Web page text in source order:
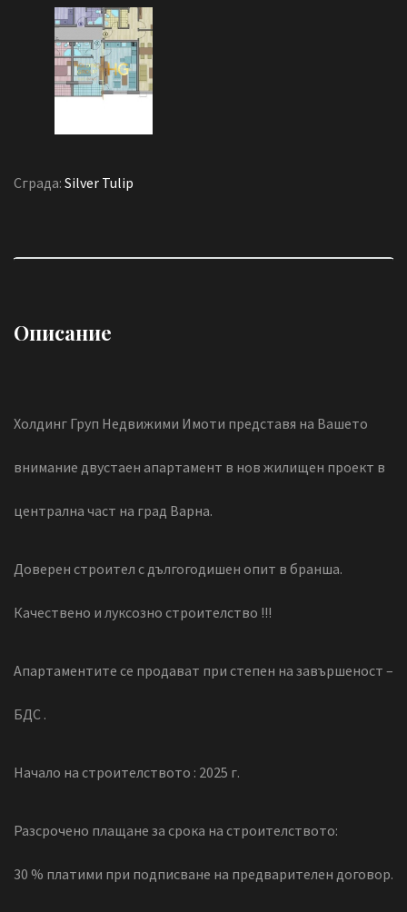
Сграда: Silver Tulip
Описание
Холдинг Груп Недвижими Имоти представя на Вашето
внимание двустаен апартамент в нов жилищен проект в
централна част на град Варна.
Доверен строител с дългогодишен опит в бранша.
Качествено и луксозно строителство !!!
Апартаментите се продават при степен на завършеност –
БДС .
Начало на строителството : 2025 г.
Разсрочено плащане за срока на строителството:
30 % платими при подписване на предварителен договор.